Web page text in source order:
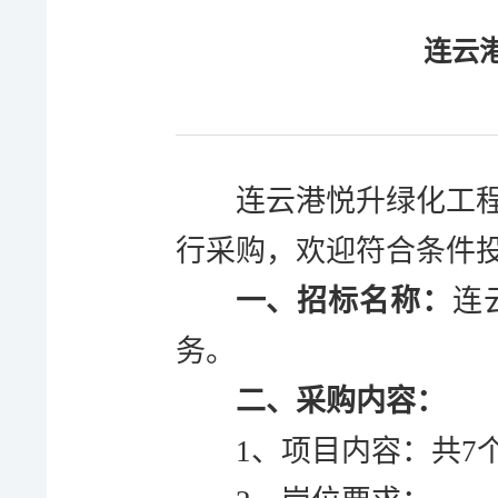
连云
连云港悦升绿化工
行采购，欢迎符合条件
一、招标名称： 连
务。
二、采购内容：
1、项目内容： 共7